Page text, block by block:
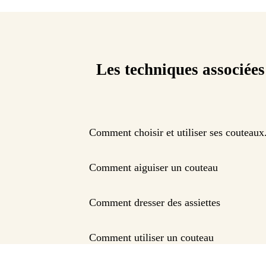
Les techniques associées
Comment choisir et utiliser ses
Comment aiguiser un couteau
Comment dresser des assiettes
Comment utiliser un couteau